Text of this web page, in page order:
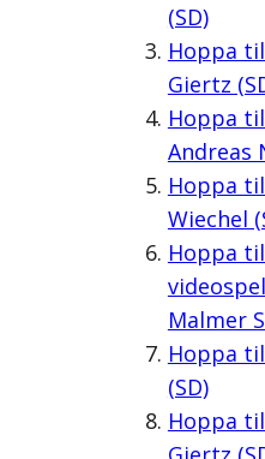
(SD)
Hoppa
Giertz
Hoppa
Andreas
Hoppa
Wiechel
Hoppa
Malmer
Hoppa
(SD)
Hoppa